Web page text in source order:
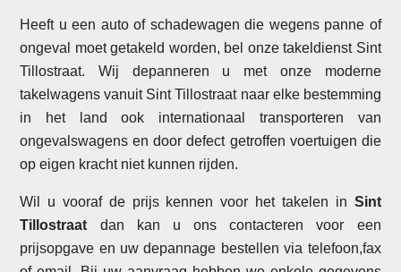
Heeft u een auto of schadewagen die wegens panne of
ongeval moet getakeld worden, bel onze takeldienst Sint
Tillostraat. Wij depanneren u met onze moderne
takelwagens vanuit Sint Tillostraat naar elke bestemming
in het land ook internationaal transporteren van
ongevalswagens en door defect getroffen voertuigen die
op eigen kracht niet kunnen rijden.
Wil u vooraf de prijs kennen voor het takelen in Sint
Tillostraat dan kan u ons contacteren voor een
prijsopgave en uw depannage bestellen via telefoon,fax